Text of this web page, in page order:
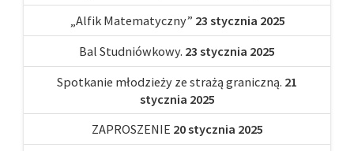
„Alfik Matematyczny” 23 stycznia 2025
Bal Studniówkowy. 23 stycznia 2025
Spotkanie młodzieży ze strażą graniczną. 21
stycznia 2025
ZAPROSZENIE 20 stycznia 2025